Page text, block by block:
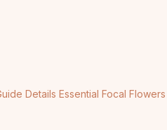
Details Essential Focal